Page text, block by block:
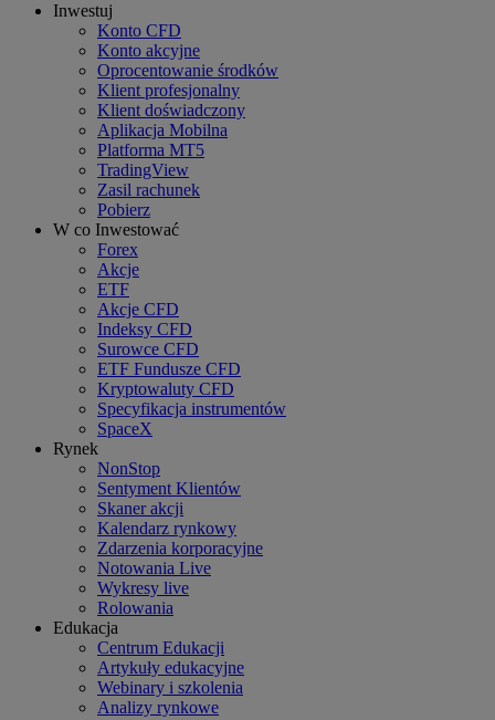
Inwestuj
Konto CFD
Konto akcyjne
Oprocentowanie środków
Klient profesjonalny
Klient doświadczony
Aplikacja Mobilna
Platforma MT5
TradingView
Zasil rachunek
Pobierz
W co Inwestować
Forex
Akcje
ETF
Akcje CFD
Indeksy CFD
Surowce CFD
ETF Fundusze CFD
Kryptowaluty CFD
Specyfikacja instrumentów
SpaceX
Rynek
NonStop
Sentyment Klientów
Skaner akcji
Kalendarz rynkowy
Zdarzenia korporacyjne
Notowania Live
Wykresy live
Rolowania
Edukacja
Centrum Edukacji
Artykuły edukacyjne
Webinary i szkolenia
Analizy rynkowe